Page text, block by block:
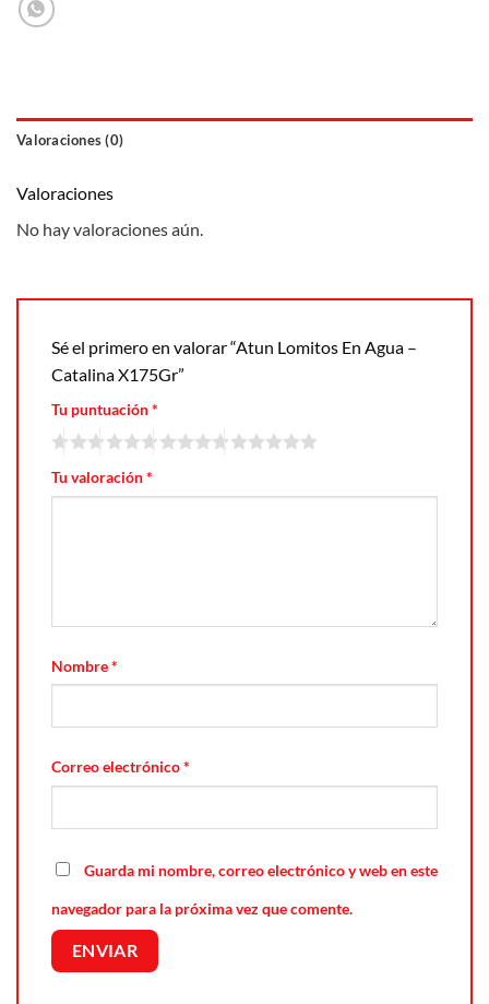
Valoraciones (0)
Valoraciones
No hay valoraciones aún.
Sé el primero en valorar “Atun Lomitos En Agua –
Catalina X175Gr”
Tu puntuación*
Tu valoración*
Nombre*
Correo electrónico*
Guarda mi nombre, correo electrónico y web en este
navegador para la próxima vez que comente.